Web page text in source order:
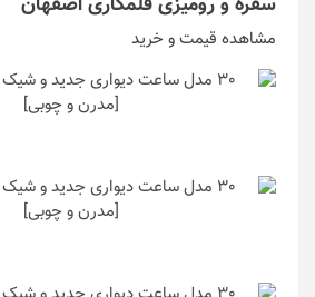
مشاهده قیمت و خرید